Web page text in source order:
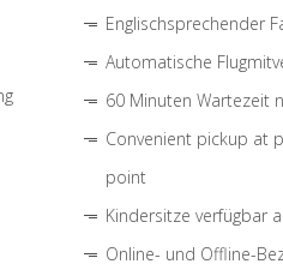
Englischsprechender
Automatische
60 Minuten Wartezeit
Convenient pickup at
point
Kindersitze verfügbar
Online- und Offline-